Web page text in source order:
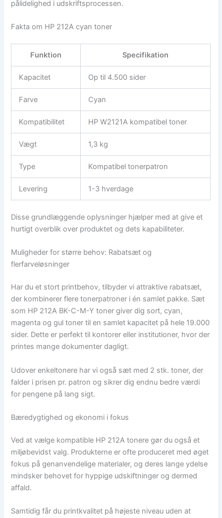
pålidelighed i udskriftsprocessen.
Fakta om HP 212A cyan toner
Funktion Specifikation
Kapacitet Op til 4.500 sider
Farve Cyan
Kompatibilitet HP W2121A kompatibel toner
Vægt 1,3 kg
Type Kompatibel tonerpatron
Levering 1-3 hverdage
Disse grundlæggende oplysninger hjælper med at give et
hurtigt overblik over produktet og dets kapabiliteter.
Muligheder for større behov: Rabatsæt og
flerfarveløsninger
Har du et stort printbehov, tilbyder vi attraktive rabatsæt,
der kombinerer flere tonerpatroner i én samlet pakke. Sæt
som HP 212A BK-C-M-Y toner giver dig sort, cyan,
magenta og gul toner til en samlet kapacitet på hele 19.000
sider. Dette er perfekt til kontorer eller institutioner, hvor der
printes mange dokumenter dagligt.
Udover enkeltonere har vi også sæt med 2 stk. toner, der
falder i prisen pr. patron og sikrer dig endnu bedre værdi
for pengene på lang sigt.
Bæredygtighed og ekonomi i fokus
Ved at vælge kompatible HP 212A tonere gør du også et
miljøbevidst valg. Produkterne er ofte produceret med øget
fokus på genanvendelige materialer, og deres lange ydelse
mindsker behovet for hyppige udskiftninger og dermed
affald.
Samtidig får du printkvalitet på højeste niveau uden at